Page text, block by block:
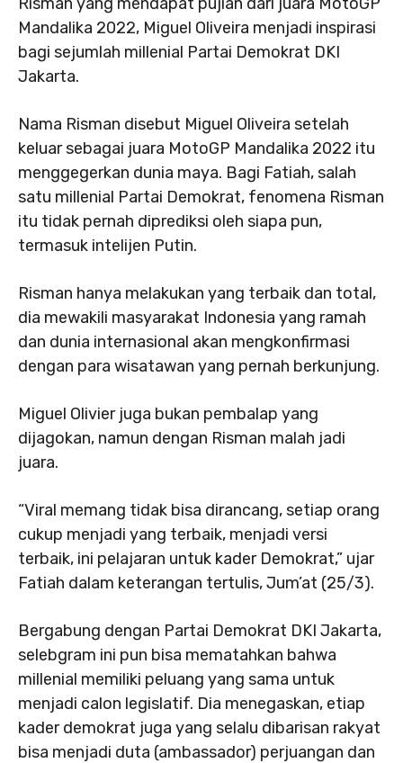
Mandalika 2022, Miguel Oliveira menjadi inspirasi
bagi sejumlah millenial Partai Demokrat DKI
Jakarta.
Nama Risman disebut Miguel Oliveira setelah
keluar sebagai juara MotoGP Mandalika 2022 itu
menggegerkan dunia maya. Bagi Fatiah, salah
satu millenial Partai Demokrat, fenomena Risman
itu tidak pernah diprediksi oleh siapa pun,
termasuk intelijen Putin.
Risman hanya melakukan yang terbaik dan total,
dia mewakili masyarakat Indonesia yang ramah
dan dunia internasional akan mengkonfirmasi
dengan para wisatawan yang pernah berkunjung.
Miguel Olivier juga bukan pembalap yang
dijagokan, namun dengan Risman malah jadi
juara.
“Viral memang tidak bisa dirancang, setiap orang
cukup menjadi yang terbaik, menjadi versi
terbaik, ini pelajaran untuk kader Demokrat,” ujar
Fatiah dalam keterangan tertulis, Jum’at (25/3).
Bergabung dengan Partai Demokrat DKI Jakarta,
selebgram ini pun bisa mematahkan bahwa
millenial memiliki peluang yang sama untuk
menjadi calon legislatif. Dia menegaskan, etiap
kader demokrat juga yang selalu dibarisan rakyat
bisa menjadi duta (ambassador) perjuangan dan